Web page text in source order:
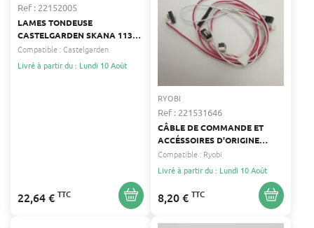
Ref : 22152005
LAMES TONDEUSE
CASTELGARDEN SKANA 1136-
1029-01, 182004346/0,
82004346/0
Compatible :Castelgarden
Livré à partir du : Lundi 10 Août
22,64 € TTC
RYOBI
Ref : 221531646
CÂBLE DE COMMANDE ET
ACCÉSSOIRES D'ORIGINE
RYOBI 5131035600
Compatible : Ryobi
Livré à partir du : Lundi 10 Août
8,20 € TTC